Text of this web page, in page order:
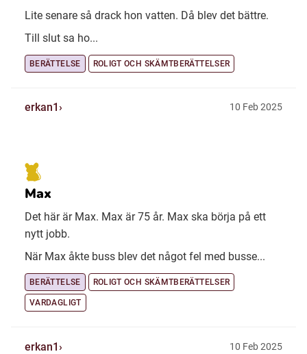
Lite senare så drack hon vatten. Då blev det bättre.
Till slut sa ho...
BERÄTTELSE ROLIGT OCH SKÄMTBERÄTTELSER
erkan1 10 Feb 2025
Max
Det här är Max. Max är 75 år. Max ska börja på ett
nytt jobb.
När Max åkte buss blev det något fel med busse...
BERÄTTELSE ROLIGT OCH SKÄMTBERÄTTELSER
VARDAGLIGT
erkan1 10 Feb 2025